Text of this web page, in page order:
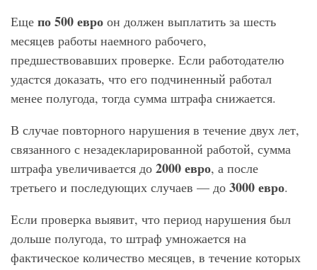
Еще по 500 евро он должен выплатить за шесть
месяцев работы наемного рабочего,
предшествовавших проверке. Если работодателю
удастся доказать, что его подчиненный работал
менее полугода, тогда сумма штрафа снижается.
В случае повторного нарушения в течение двух лет,
связанного с незадекларированной работой, сумма
штрафа увеличивается до 2000 евро, а после
третьего и последующих случаев — до 3000 евро.
Если проверка выявит, что период нарушения был
дольше полугода, то штраф умножается на
фактическое количество месяцев, в течение которых